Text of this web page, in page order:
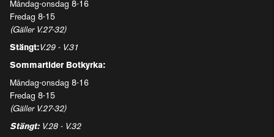
Måndag-onsdag 8-16
Fredag 8-15
(Gäller V.27-32)
Stängt:V.29 - V.31
Sommartider Botkyrka:
Måndag-onsdag 8-16
Fredag 8-15
(Gäller V.27-32)
Stängt: V.28 - V.32